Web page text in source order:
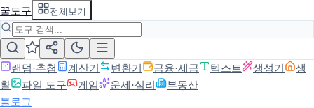
꿀도구 전체보기
랜덤·추첨 계산기 변환기 금융·세금 텍스트 생성기
생
활
파일 도구 게임 운세·심리
부동산
블로그